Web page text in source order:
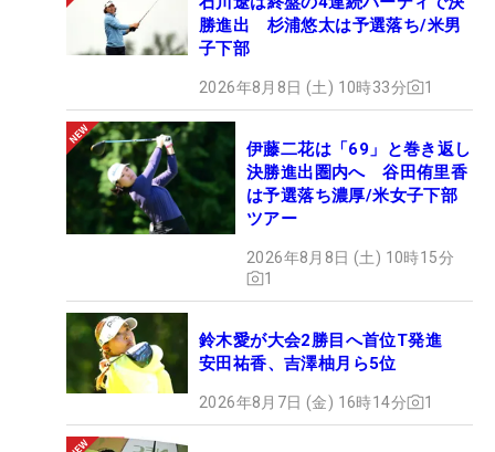
勝進出 杉浦悠太は予選落ち/米男
子下部
2026年8月8日 (土) 10時33分 1
伊藤二花は「69」と巻き返し
決勝進出圏内へ 谷田侑里香
は予選落ち濃厚/米女子下部
ツアー
2026年8月8日 (土) 10時15分
1
鈴木愛が大会2勝目へ首位T発進
安田祐香、吉澤柚月ら5位
2026年8月7日 (金) 16時14分 1